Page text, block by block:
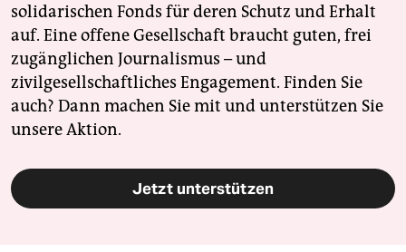
solidarischen Fonds für deren Schutz und Erhalt
auf. Eine offene Gesellschaft braucht guten, frei
zugänglichen Journalismus – und
zivilgesellschaftliches Engagement. Finden Sie
auch? Dann machen Sie mit und unterstützen Sie
unsere Aktion.
Jetzt unterstützen